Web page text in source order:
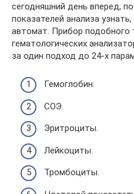
сегодняшний день вперед,
показателей анализа
автомат. Прибор подобного
гематологических
за один подход до 24-х
Гемоглобин.
СОЭ.
Эритроциты.
Лейкоциты.
Тромбоциты.